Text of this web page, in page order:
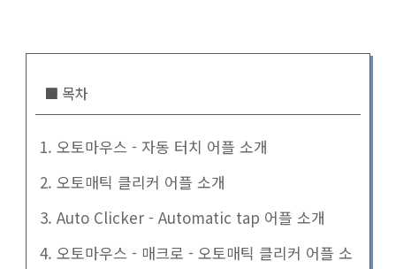
■ 목차
1. 오토마우스 - 자동 터치 어플 소개
2. 오토매틱 클리커 어플 소개
3. Auto Clicker - Automatic tap 어플 소개
4. 오토마우스 - 매크로 - 오토매틱 클리커 어플 소